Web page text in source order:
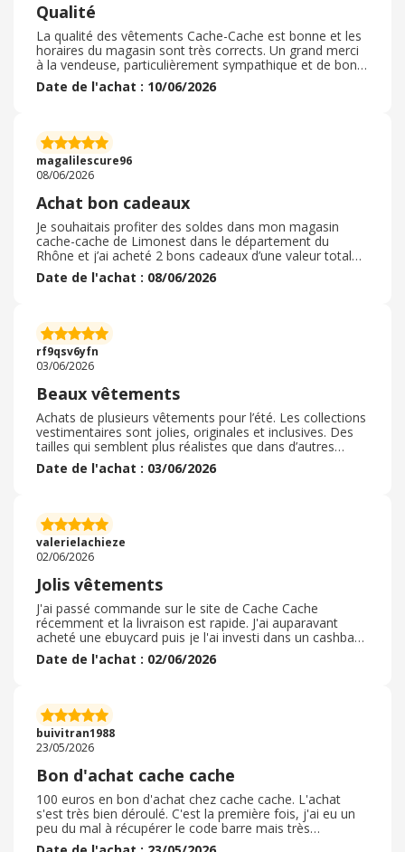
Qualité
La qualité des vêtements Cache-Cache est bonne et les
horaires du magasin sont très corrects. Un grand merci
à la vendeuse, particulièrement sympathique et de bon
conseil ! Petit bémol cependant concernant les
nouveautés mode : le choix reste trop limité pour les
peu en décalé face aux tendances. Un magasin très
agréable qui gagnerait à être plus inclusif et moderne !
quoi dire de plus
Date de l'achat : 10/06/2026
magalilescure96
08/06/2026
Achat bon cadeaux
Je souhaitais profiter des soldes dans mon magasin
cache-cache de Limonest dans le département du
Rhône et j’ai acheté 2 bons cadeaux d’une valeur total
de 40 euros. J’ai payé ces bons par l’intermédiaire de
mon compte PayPal directement dans le magasin. La
de réduction et j’ai payé la différence, soit 8,30 euros en
espèces. Je recommande vivement l’application qui me
permet de faire des économies tous les jours
Date de l'achat : 08/06/2026
rf9qsv6yfn
03/06/2026
Beaux vêtements
Achats de plusieurs vêtements pour l’été. Les collections
vestimentaires sont jolies, originales et inclusives. Des
tailles qui semblent plus réalistes que dans d’autres
enseignes. Beaucoup de bons basiques mais aussi des
pièces plus tendances. Du chic au chill en passant par
prêt à faire des essais pour nous trouver la meilleure
promotion. Achat avec une carte cadeau de manière
très facile et rapide.
Date de l'achat : 03/06/2026
valerielachieze
02/06/2026
Jolis vêtements
J'ai passé commande sur le site de Cache Cache
récemment et la livraison est rapide. J'ai auparavant
acheté une ebuycard puis je l'ai investi dans un cashback
en bon d'achat valable pour le site. J'ai pu bénéficier des
promotions. Les articles reçus sont de belle qualité.
fait de pouvoir bénéficier d'avantages via ebuy en plus
des promotions, soldes et avantages fidélité que
propose Cache Cache, c'est le top !
Date de l'achat : 02/06/2026
buivitran1988
23/05/2026
Bon d'achat cache cache
100 euros en bon d'achat chez cache cache. L'achat
s'est très bien déroulé. C'est la première fois, j'ai eu un
peu du mal à récupérer le code barre mais très
satisfaite. J'ai récupéré 5 euros. Même les magasins vibs